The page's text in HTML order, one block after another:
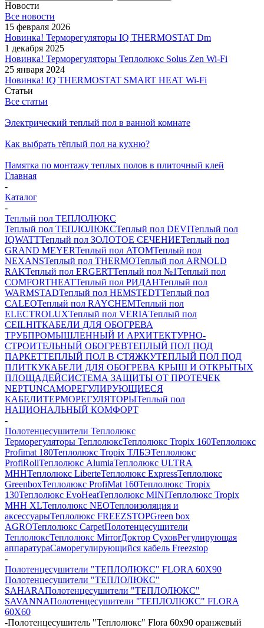
Новости
Все новости
15 февраля 2026
Новинка! Терморегуляторы IQ THERMOSTAT Dm
1 декабря 2025
Новинка! Терморегуляторы Теплолюкс Solus Zen Wi-Fi
25 января 2024
Новинка! IQ THERMOSTAT SMART HEAT Wi-Fi
Статьи
Все статьи
Электрический теплый пол в ванной комнате
Как выбрать тёплый пол на кухню?
Памятка по монтажу теплых полов в плиточный клей
Главная
-
Каталог
-
Теплый пол ТЕПЛОЛЮКС
Теплый пол ТЕПЛОЛЮКСТеплый пол DEVIТеплый пол
IQWATTТеплый пол ЗОЛОТОЕ СЕЧЕНИЕТеплый пол
GRAND MEYERТеплый пол ATOMТеплый пол
NEXANSТеплый пол THERMOТеплый пол ARNOLD
RAKТеплый пол ERGERTТеплый пол №1Теплый пол
COMFORTHEATТеплый пол РИДАНТеплый пол
WARMSTADТеплый пол HEMSTEDTТеплый пол
CALEOТеплый пол RAYCHEMТеплый пол
ELECTROLUXТеплый пол VERIAТеплый пол
CEILHITКАБЕЛИ ДЛЯ ОБОГРЕВА
ТРУБПРОМЫШЛЕННЫЙ И АРХИТЕКТУРНО-
СТРОИТЕЛЬНЫЙ ОБОГРЕВТЕПЛЫЙ ПОЛ ПОД
ПАРКЕТТЕПЛЫЙ ПОЛ В СТЯЖКУТЕПЛЫЙ ПОЛ ПОД
ПЛИТКУКАБЕЛИ ДЛЯ ОБОГРЕВА КРЫШ И ОТКРЫТЫХ
ПЛОЩАДЕЙСИСТЕМА ЗАЩИТЫ ОТ ПРОТЕЧЕК
NEPTUNСАМОРЕГУЛИРУЮЩИЕСЯ
КАБЕЛИТЕРМОРЕГУЛЯТОРЫТеплый пол
НАЦИОНАЛЬНЫЙ КОМФОРТ
-
Полотенцесушители Теплолюкс
Терморегуляторы ТеплолюксТеплолюкс Tropix 160Теплолюкс
Profimat 180Теплолюкс Tropix ТЛБЭТеплолюкс
ProfiRollТеплолюкс AlumiaТеплолюкс ULTRA
МННТеплолюкс LiberteТеплолюкс ExpressТеплолюкс
GreenboxТеплолюкс ProfiMat 160Теплолюкс Tropix
130Теплолюкс EvoHeatТеплолюкс MINIТеплолюкс Tropix
МНН XLТеплолюкс NEOТеплоизоляция и
аксессуарыТеплолюкс FREEZSTOPGreen box
AGROТеплолюкс CarpetПолотенцесушители
ТеплолюксТеплолюкс MirrorДоктор СуховРегулирующая
аппаратураCаморегулирующийся кабель Freezstop
-
Полотенцесушители "ТЕПЛОЛЮКС" FLORA 60Х90
Полотенцесушители "ТЕПЛОЛЮКС"
SAHARAПолотенцесушители "ТЕПЛОЛЮКС"
SAVANNAПолотенцесушители "ТЕПЛОЛЮКС" FLORA
60Х60
-Полотенцесушитель "Теплолюкс" Flora 60х90 оранжевый